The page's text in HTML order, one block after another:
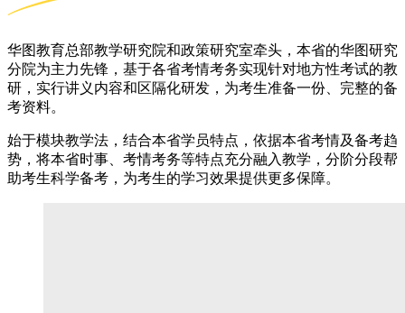
华图教育总部教学研究院和政策研究室牵头，本省的华图研究
分院为主力先锋，基于各省考情考务实现针对地方性考试的教
研，实行讲义内容和区隔化研发，为考生准备一份、完整的备
考资料。
始于模块教学法，结合本省学员特点，依据本省考情及备考趋
势，将本省时事、考情考务等特点充分融入教学，分阶分段帮
助考生科学备考，为考生的学习效果提供更多保障。